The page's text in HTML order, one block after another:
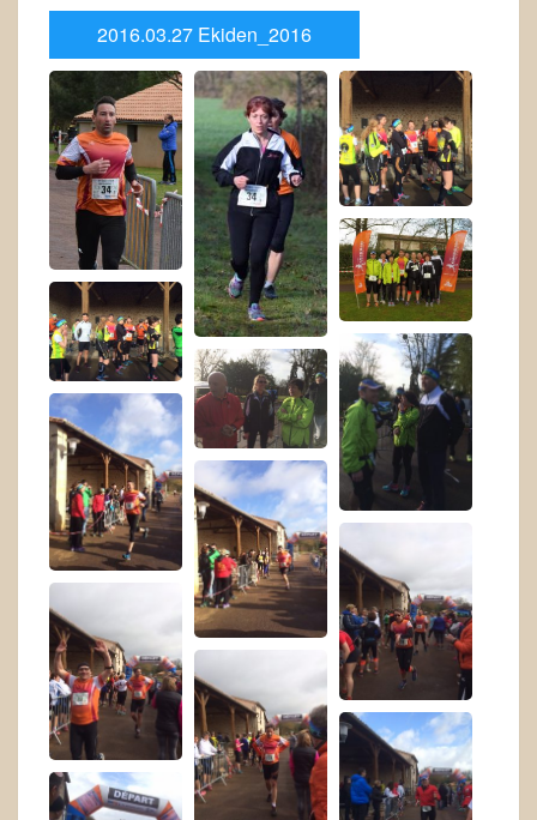
2016.03.27 Ekiden_2016